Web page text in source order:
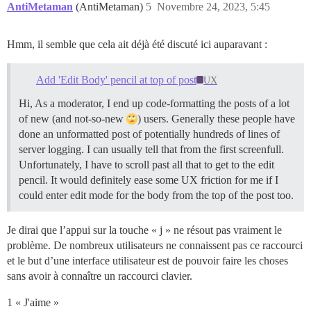
AntiMetaman (AntiMetaman) Novembre 24, 2023, 5:45
5
Hmm, il semble que cela ait déjà été discuté ici auparavant :
Add 'Edit Body' pencil at top of post UX
Hi, As a moderator, I end up code-formatting the posts of a lot
of new (and not-so-new
) users. Generally these people have
done an unformatted post of potentially hundreds of lines of
server logging. I can usually tell that from the first screenfull.
Unfortunately, I have to scroll past all that to get to the edit
pencil. It would definitely ease some UX friction for me if I
could enter edit mode for the body from the top of the post too.
Je dirai que l’appui sur la touche « j » ne résout pas vraiment le
problème. De nombreux utilisateurs ne connaissent pas ce raccourci
et le but d’une interface utilisateur est de pouvoir faire les choses
sans avoir à connaître un raccourci clavier.
1 « J'aime »